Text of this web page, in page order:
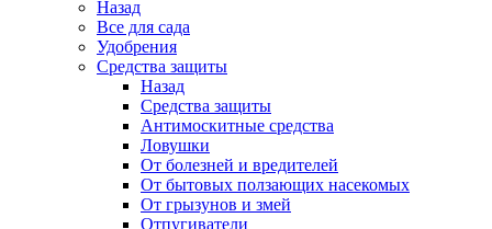
Назад
Все для сада
Удобрения
Средства защиты
Назад
Средства защиты
Антимоскитные средства
Ловушки
От болезней и вредителей
От бытовых ползающих насекомых
От грызунов и змей
Отпугиватели